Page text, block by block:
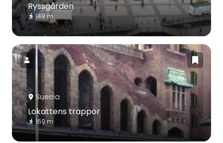
Ryssgården
148 m
Suecia
Lokattens trappor
169 m